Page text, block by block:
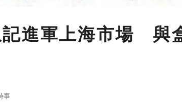
進軍上海市場 與
事